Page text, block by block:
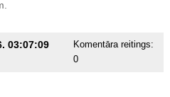
03:07:09
Komentāra reitings:
0